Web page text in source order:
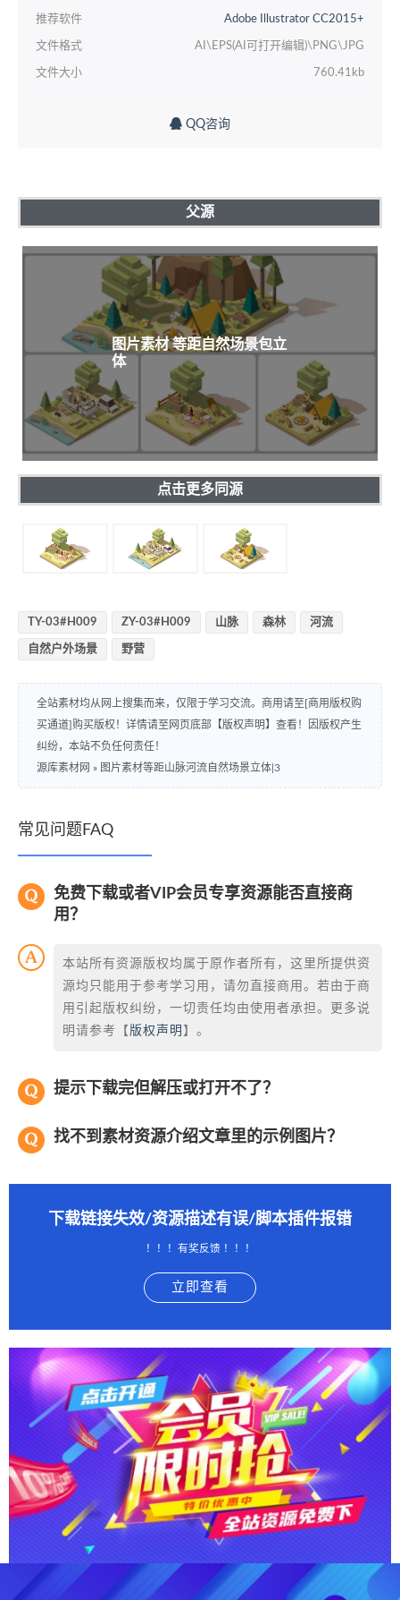
推荐软件 Adobe Illustrator CC2015+
文件格式 AI\EPS(AI可打开编辑)\PNG\JPG
文件大小 760.41kb
QQ咨询
父源
图片素材 等距自然场景包立
体
点击更多同源
TY-03#H009 ZY-03#H009 山脉 森林 河流
自然户外场景 野营
全站素材均从网上搜集而来，仅限于学习交流。商用请至[商用版权购
买通道]购买版权！详情请至网页底部【版权声明】查看！因版权产生
纠纷，本站不负任何责任！
源库素材网 » 图片素材等距山脉河流自然场景立体|3
常见问题FAQ
免费下载或者VIP会员专享资源能否直接商
用？
本站所有资源版权均属于原作者所有，这里所提供资
源均只能用于参考学习用，请勿直接商用。若由于商
用引起版权纠纷，一切责任均由使用者承担。更多说
明请参考【 版权声明 】。
提示下载完但解压或打开不了？
找不到素材资源介绍文章里的示例图片？
下载链接失效/资源描述有误/脚本插件报错
！！！有奖反馈 ！！！
立即查看